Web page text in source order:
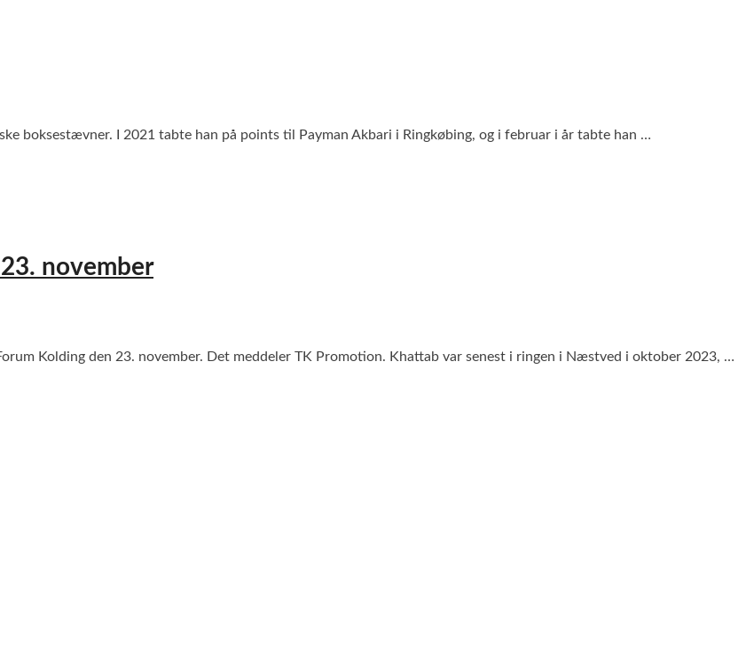
boksestævner. I 2021 tabte han på points til Payman Akbari i Ringkøbing, og i februar i år tabte han …
november
Kolding den 23. november. Det meddeler TK Promotion. Khattab var senest i ringen i Næstved i oktober 2023, …